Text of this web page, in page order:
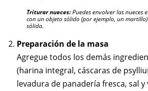
Triturar nueces:Puedes envolver las nueces
con un objeto sólido (por ejemplo, un
sólida.
Preparación de la masa
Agregue todos los demás
(harina integral, cáscaras de
levadura de panadería fresca, sal y